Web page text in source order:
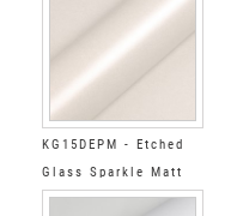
KG15DEPM - Etched
Glass Sparkle Matt